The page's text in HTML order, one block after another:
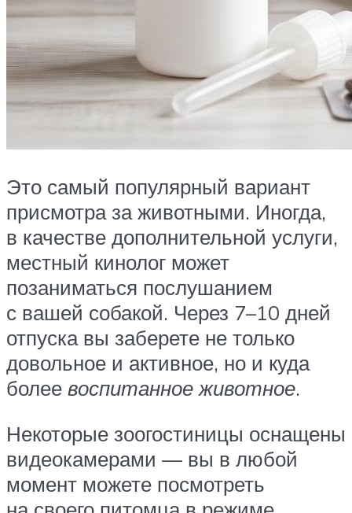
Это самый популярный вариант
присмотра за животными. Иногда,
в качестве дополнительной услуги,
местный кинолог может
позаниматься послушанием
с вашей собакой. Через 7–10 дней
отпуска вы заберете не только
довольное и активное, но и куда
более воспитанное животное.
Некоторые зоогостиницы оснащены
видеокамерами — вы в любой
момент можете посмотреть